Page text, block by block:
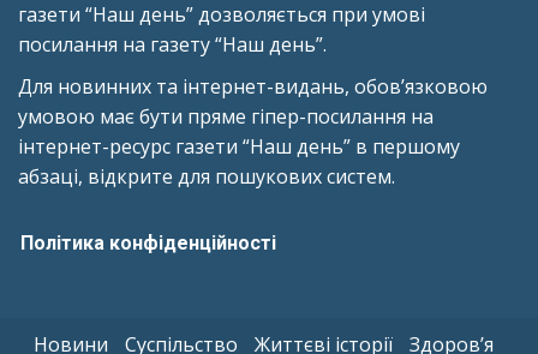
газети “Наш день” дозволяється при умові
посилання на газету “Наш день”.
Для новинних та інтернет-видань, обов’язковою
умовою має бути пряме гіпер-посилання на
інтернет-ресурс газети “Наш день” в першому
абзаці, відкрите для пошукових систем.
Політика конфіденційності
Новини Суспільство Життєві історії Здоров’я